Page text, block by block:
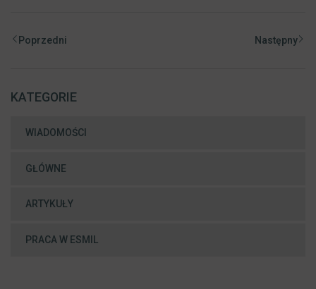
Poprzedni Następny
KATEGORIE
WIADOMOŚCI
GŁÓWNE
ARTYKUŁY
PRACA W ESMIL